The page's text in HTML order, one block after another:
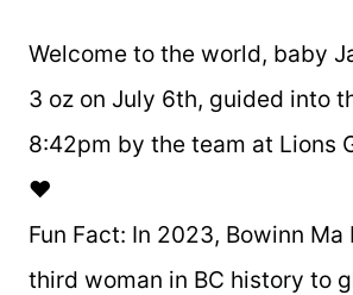
Welcome to the world, baby
3 oz on July 6th, guided into
8:42pm by the team at Lions
❤️
Fun Fact: In 2023, Bowinn
third woman in BC history to